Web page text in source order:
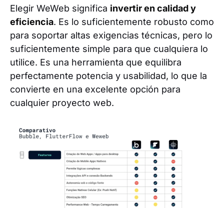
Elegir WeWeb significa invertir en calidad y
eficiencia. Es lo suficientemente robusto como
para soportar altas exigencias técnicas, pero lo
suficientemente simple para que cualquiera lo
utilice. Es una herramienta que equilibra
perfectamente potencia y usabilidad, lo que la
convierte en una excelente opción para
cualquier proyecto web.